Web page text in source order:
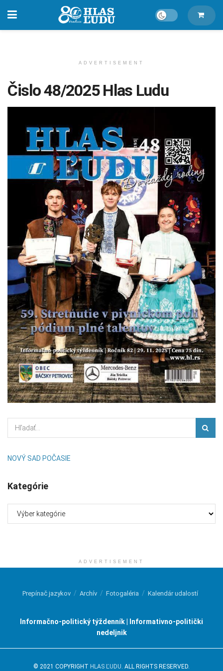
ADVERTISEMENT
Čislo 48/2025 Hlas Ludu
NOVÝ SAD POČASIE
Kategórie
ADVERTISEMENT
Prepínač jazykov Archív Fotogaléria Kalendár udalostí
Informačno-politický týždenník | Informativno-politički
nedeljnik
© 2021 COPYRIGHT HLAS ĽUDU. ALL RIGHTS RESERVED.